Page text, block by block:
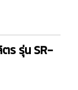
ร รุ่น SR-